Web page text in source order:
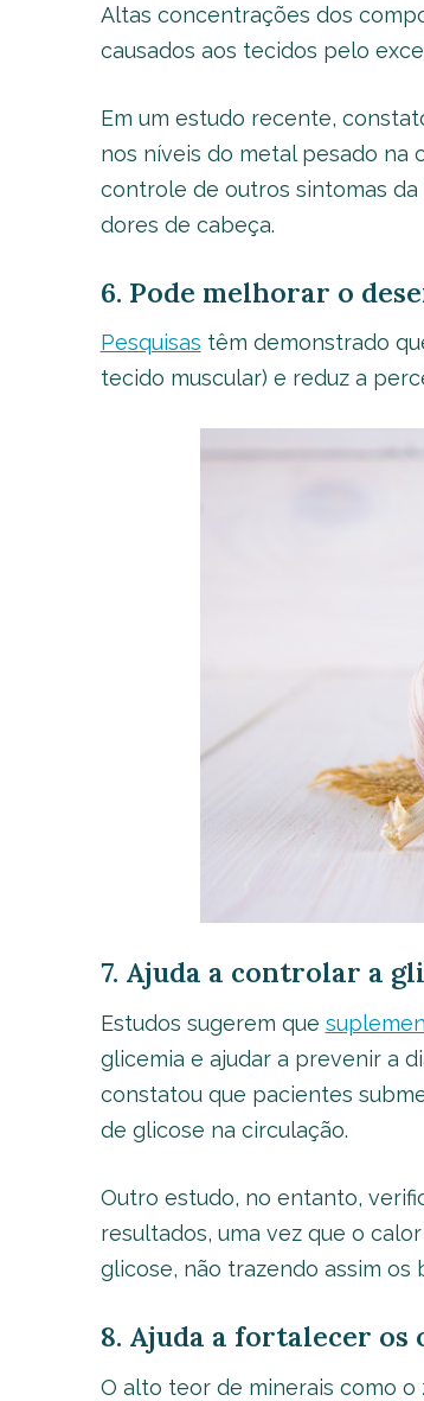
Altas concentrações dos
causados aos tecidos pelo
Em um estudo recente,
nos níveis do metal pesado na
controle de outros sintomas
dores de cabeça.
6. Pode melhorar o
Pesquisas têm demonstrado
tecido muscular) e reduz a
7. Ajuda a controlar a
Estudos sugerem que
glicemia e ajudar a prevenir a
constatou que pacientes
de glicose na circulação.
Outro estudo, no entanto,
resultados, uma vez que o
glicose, não trazendo assim
8. Ajuda a fortalecer os
O alto teor de minerais como o